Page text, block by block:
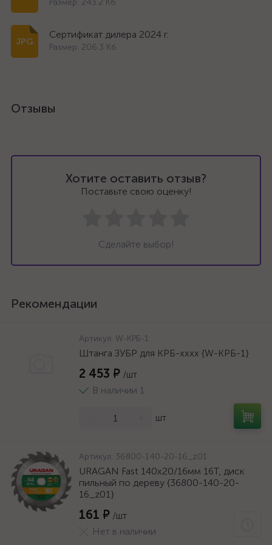
Размер: 243.2 Кб
Сертификат дилера 2024 г.
Размер: 206.3 Кб
Отзывы
Хотите оставить отзыв?
Поставьте свою оценку!
Сделайте выбор!
Рекомендации
Артикул: W-КРБ-1
Штанга ЗУБР для КРБ-хххх {W-КРБ-1}
2 453 ₽ /шт
В наличии 1
шт
Артикул: 36800-140-20-16_z01
URAGAN Fast 140x20/16мм 16Т, диск
пильный по дереву {36800-140-20-
16_z01}
161 ₽ /шт
Нет в наличии